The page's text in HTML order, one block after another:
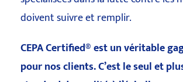
doivent suivre et remplir.
CEPA Certified® est un véritable
pour nos clients. C’est le seul et